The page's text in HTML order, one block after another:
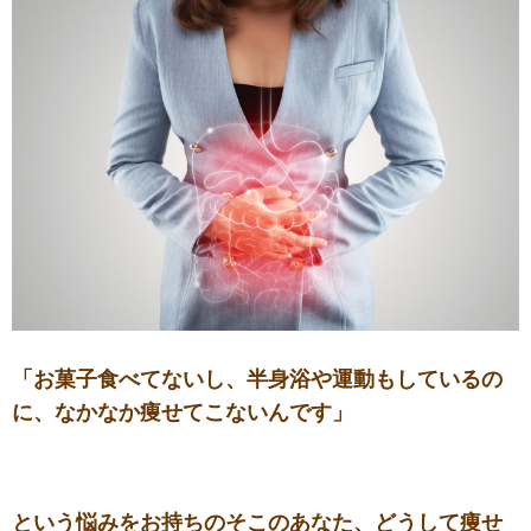
「お菓子食べてないし、半身浴や運動もしているの
に、なかなか痩せてこないんです」
という悩みをお持ちのそこのあなた、どうして痩せ